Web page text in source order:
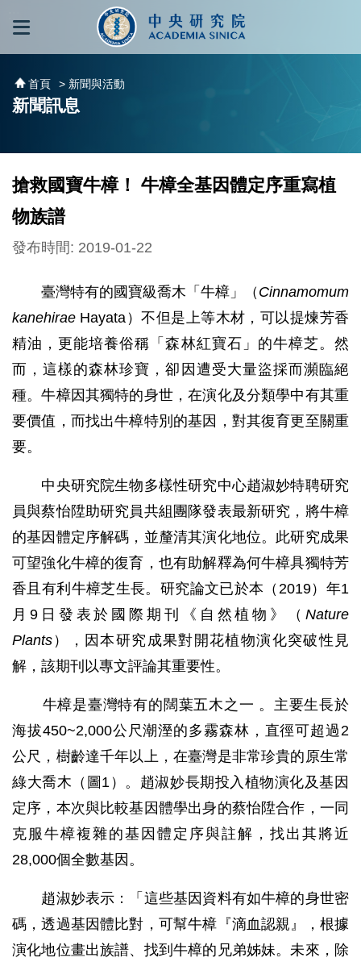
跳到主要內容區塊
首頁 > 新聞與活動
新聞訊息
搶救國寶牛樟！ 牛樟全基因體定序重寫植
物族譜
發布時間: 2019-01-22
臺灣特有的國寶級喬木「牛樟」（ Cinnamomum
kanehirae Hayata）不但是上等木材，可以提煉芳香
精油，更能培養俗稱「森林紅寶石」的牛樟芝。然
而，這樣的森林珍寶，卻因遭受大量盜採而瀕臨絕
種。牛樟因其獨特的身世，在演化及分類學中有其重
要價值，而找出牛樟特別的基因，對其復育更至關重
要。
中央研究院生物多樣性研究中心趙淑妙特聘研究
員與蔡怡陞助研究員共組團隊發表最新研究，將牛樟
的基因體定序解碼，並釐清其演化地位。此研究成果
可望強化牛樟的復育，也有助解釋為何牛樟具獨特芳
香且有利牛樟芝生長。研究論文已於本（2019）年1
月9日發表於國際期刊《自然植物》（ Nature
Plants ），因本研究成果對開花植物演化突破性見
解，該期刊以專文評論其重要性。
牛樟是臺灣特有的闊葉五木之一 。主要生長於
海拔450~2,000公尺潮溼的多霧森林，直徑可超過2
公尺，樹齡達千年以上，在臺灣是非常珍貴的原生常
綠大喬木（圖1）。趙淑妙長期投入植物演化及基因
定序，本次與比較基因體學出身的蔡怡陞合作，一同
克服牛樟複雜的基因體定序與註解，找出其將近
28,000個全數基因。
趙淑妙表示：「這些基因資料有如牛樟的身世密
碼，透過基因體比對，可幫牛樟『滴血認親』，根據
演化地位畫出族譜、找到牛樟的兄弟姊妹。未來，除